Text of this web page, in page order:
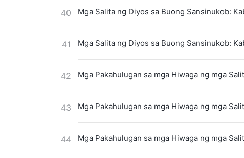
40 Mga Salita ng Diyos sa Buong Sansinukob:
41 Mga Salita ng Diyos sa Buong Sansinukob:
42 Mga Pakahulugan sa mga Hiwaga ng mga
43 Mga Pakahulugan sa mga Hiwaga ng mga
44 Mga Pakahulugan sa mga Hiwaga ng mga